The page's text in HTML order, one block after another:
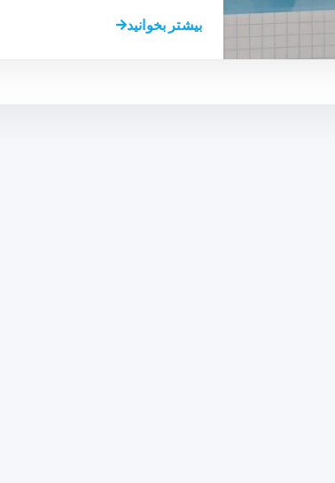
بیشتر بخوانید